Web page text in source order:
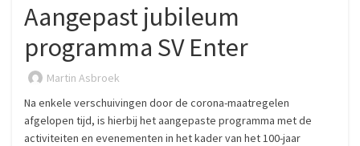
Aangepast jubileum
programma SV Enter
Martin Asbroek
Na enkele verschuivingen door de corona-maatregelen
afgelopen tijd, is hierbij het aangepaste programma met de
activiteiten en evenementen in het kader van het 100-jaar